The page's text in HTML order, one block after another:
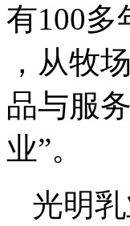
有100多
，从牧
品与服
业”。
光明